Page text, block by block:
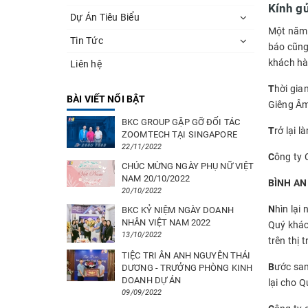
Kính
Một
báo
khách
Thời
Giêng
Trở lại
Công ty
BÌNH
Nhìn lại
Quý
trên thị
Bước
lại cho
Dự Án Tiêu Biểu
Tin Tức
Liên hệ
BÀI VIẾT NỔI BẬT
BKC GROUP GẶP GỠ ĐỐI TÁC
ZOOMTECH TẠI SINGAPORE
22/11/2022
CHÚC MỪNG NGÀY PHỤ NỮ VIỆT
NAM 20/10/2022
20/10/2022
BKC KỶ NIỆM NGÀY DOANH
NHÂN VIỆT NAM 2022
13/10/2022
TIỆC TRI ÂN ANH NGUYÊN THÁI
DƯƠNG - TRƯỞNG PHÒNG KINH
DOANH DỰ ÁN
09/09/2022